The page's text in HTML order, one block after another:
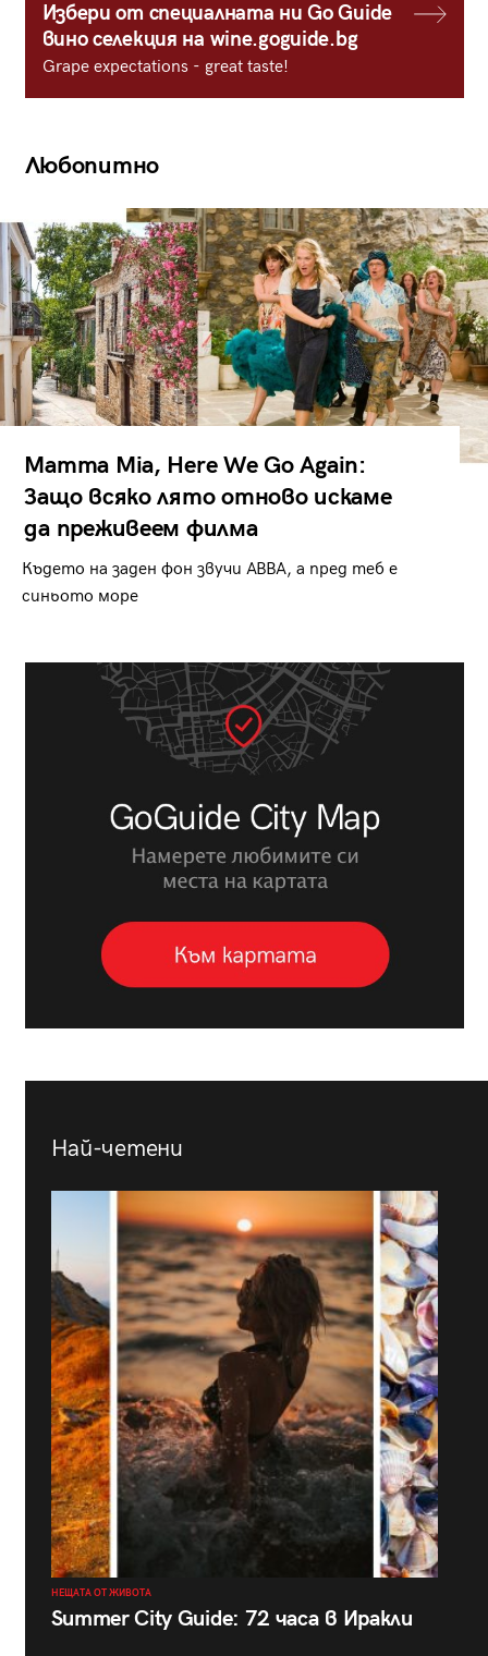
Избери от специалната ни Go Guide
вино селекция на wine.goguide.bg
Grape expectations - great taste!
Любопитно
Mamma Mia, Here We Go Again:
Защо всяко лято отново искаме
да преживеем филма
Където на заден фон звучи ABBA, а пред теб е
синьото море
Най-четени
НЕЩАТА ОТ ЖИВОТА
Summer City Guide: 72 часа в Иракли